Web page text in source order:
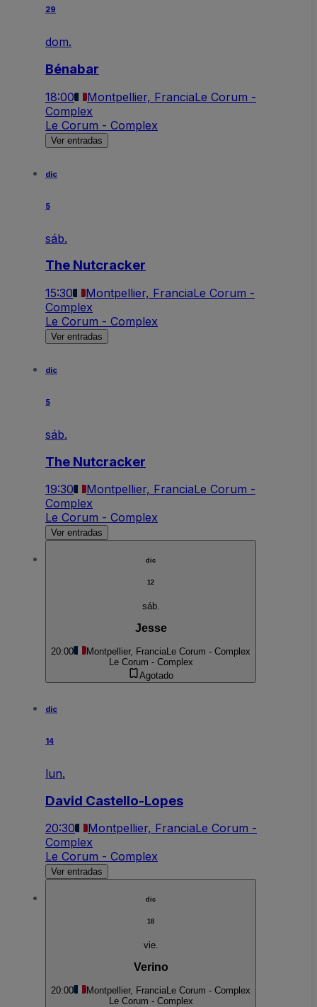
29
dom.
Bénabar
18:00 Montpellier, FranciaLe Corum -
Complex
Le Corum - Complex
Ver entradas
dic
5
sáb.
The Nutcracker
15:30 Montpellier, FranciaLe Corum -
Complex
Le Corum - Complex
Ver entradas
dic
5
sáb.
The Nutcracker
19:30 Montpellier, FranciaLe Corum -
Complex
Le Corum - Complex
Ver entradas
dic
12
sáb.
Jesse
20:00 Montpellier, Francia Le Corum - Complex
Le Corum - Complex
Agotado
dic
14
lun.
David Castello-Lopes
20:30 Montpellier, FranciaLe Corum -
Complex
Le Corum - Complex
Ver entradas
dic
18
vie.
Verino
20:00 Montpellier, Francia Le Corum - Complex
Le Corum - Complex